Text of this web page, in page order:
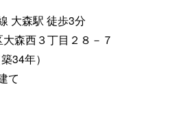
大森駅 徒歩3分
森西３丁目２８－７
34年）
て